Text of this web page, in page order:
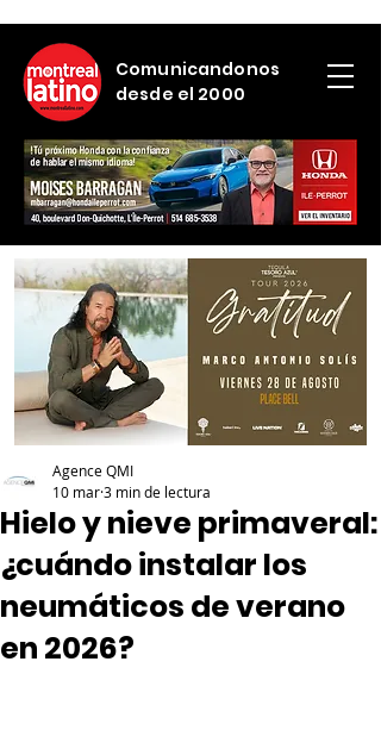
Comunicandonos
desde el 2000
Hielo y nieve primaveral:
¿cuándo instalar los
neumáticos de verano
en 2026?
Agence QMI
10 mar3 min de lectura